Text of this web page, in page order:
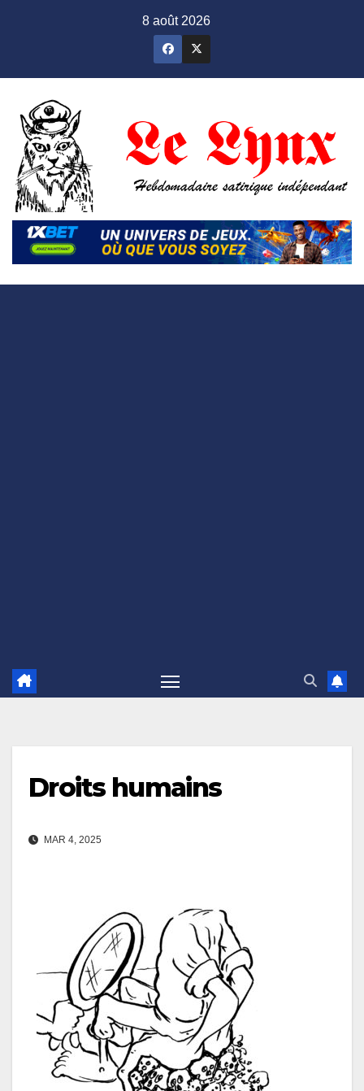
8 août 2026
Droits humains
MAR 4, 2025